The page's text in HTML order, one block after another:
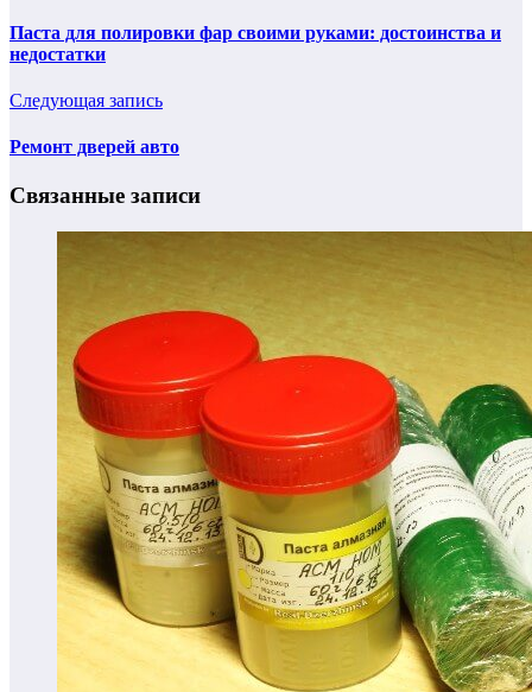
Паста для полировки фар своими руками: достоинства и
недостатки
Следующая запись
Ремонт дверей авто
Связанные записи